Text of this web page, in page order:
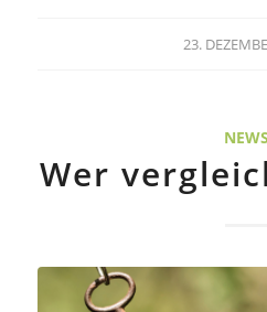
23.
NEWS
Wer